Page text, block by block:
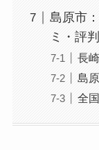
島原市
ミ・評
長
島
全